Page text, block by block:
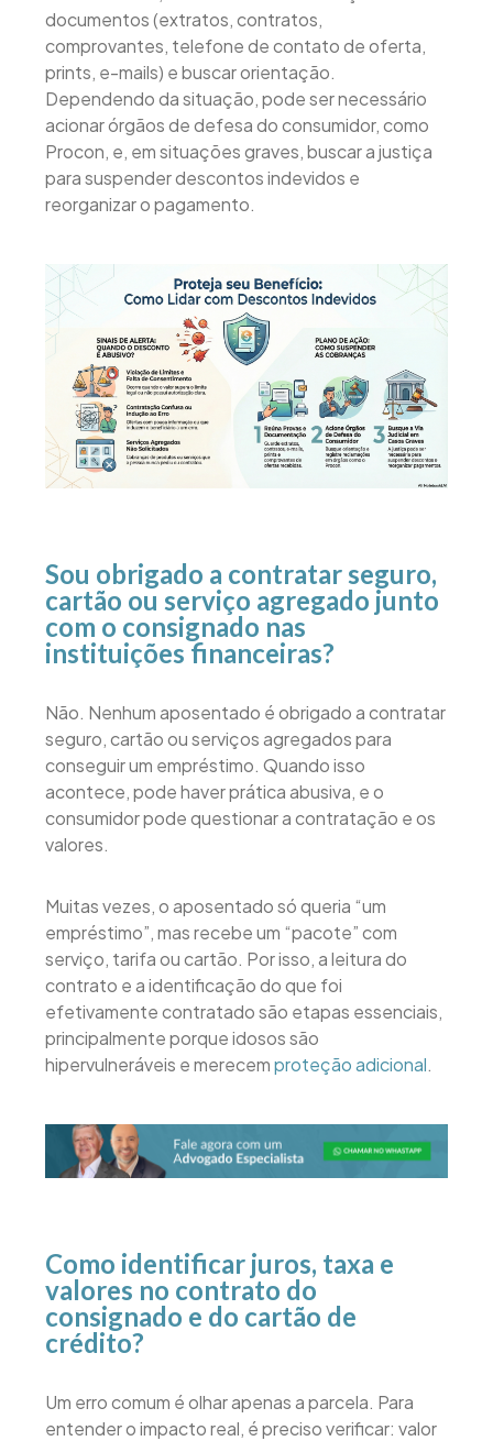
documentos (extratos, contratos,
comprovantes, telefone de contato de oferta,
prints, e-mails) e buscar orientação.
Dependendo da situação, pode ser necessário
acionar órgãos de defesa do consumidor, como
Procon, e, em situações graves, buscar a justiça
para suspender descontos indevidos e
reorganizar o pagamento.
Sou obrigado a contratar seguro,
cartão ou serviço agregado junto
com o consignado nas
instituições financeiras?
Não. Nenhum aposentado é obrigado a contratar
seguro, cartão ou serviços agregados para
conseguir um empréstimo. Quando isso
acontece, pode haver prática abusiva, e o
consumidor pode questionar a contratação e os
valores.
Muitas vezes, o aposentado só queria “um
empréstimo”, mas recebe um “pacote” com
serviço, tarifa ou cartão. Por isso, a leitura do
contrato e a identificação do que foi
efetivamente contratado são etapas essenciais,
principalmente porque idosos são
hipervulneráveis e merecemproteção adicional.
Como identificar juros, taxa e
valores no contrato do
consignado e do cartão de
crédito?
Um erro comum é olhar apenas a parcela. Para
entender o impacto real, é preciso verificar: valor